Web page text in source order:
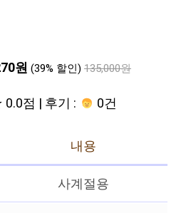
원 (39% 할인) 135,000원
점 | 후기 : 0건
내용
사계절용